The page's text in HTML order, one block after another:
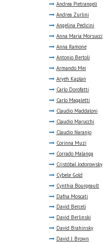
Andrea Pietrangeli
Andrea Zurlini
Angelina Pedicini
Anna Maria Morsucci
Anna Ramone
Antonio Bertoli
Armando Mei
Aryeh Kaplan
Carlo Dorofatti
Carlo Magaletti
Claudio Maddaloni
Claudio Marucchi
Claudio Naranjo
Corinna Muzi
Corrado Malanga
Cristóbal Jodorowsky
Cybele Gold
Cynthia Bourgeault
Dafna Moscati
David Berceli
David Berlinski
David Brahinsky
David J. Brown